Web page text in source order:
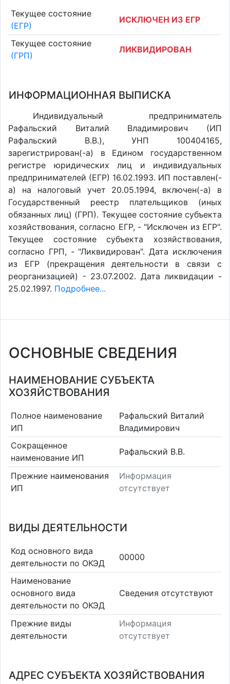
Текущее состояние
(ЕГР)
ИСКЛЮЧЕН ИЗ ЕГР
Текущее состояние
(ГРП)
ЛИКВИДИРОВАН
ИНФОРМАЦИОННАЯ ВЫПИСКА
Индивидуальный предприниматель
Рафальский Виталий Владимирович (ИП
Рафальский В.В.), УНП 100404165,
зарегистрирован(-а) в Едином государственном
регистре юридических лиц и индивидуальных
предпринимателей (ЕГР) 16.02.1993. ИП поставлен(-
a) на налоговый учет 20.05.1994, включен(-a) в
Государственный реестр плательщиков (иных
обязанных лиц) (ГРП). Текущее состояние субъекта
хозяйствования, согласно ЕГР, - "Исключен из ЕГР".
Текущее состояние субъекта хозяйствования,
согласно ГРП, - "Ликвидирован". Дата исключения
из ЕГР (прекращения деятельности в связи с
реорганизацией) - 23.07.2002. Дата ликвидации -
25.02.1997. Подробнее...
ОСНОВНЫЕ СВЕДЕНИЯ
НАИМЕНОВАНИЕ СУБЪЕКТА
ХОЗЯЙСТВОВАНИЯ
Полное наименование
ИП
Рафальский Виталий
Владимирович
Сокращенное
наименование ИП
Рафальский В.В.
Прежние наименования
ИП
Информация
отсутствует
ВИДЫ ДЕЯТЕЛЬНОСТИ
Код основного вида
деятельности по ОКЭД
00000
Наименование
основного вида
деятельности по ОКЭД
Cведения отсутствуют
Прежние виды
деятельности
Информация
отсутствует
АДРЕС СУБЪЕКТА ХОЗЯЙСТВОВАНИЯ